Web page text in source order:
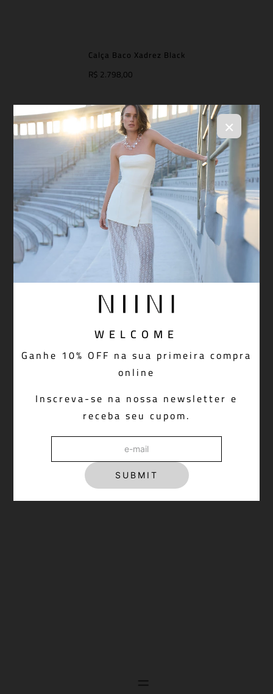
×
WELCOME
Ganhe 10% OFF na sua primeira compra
online
Inscreva-se na nossa newsletter e
receba seu cupom.
SUBMIT
Calça Baco Xadrez Black
R$ 2.798,00
R$ 398,00